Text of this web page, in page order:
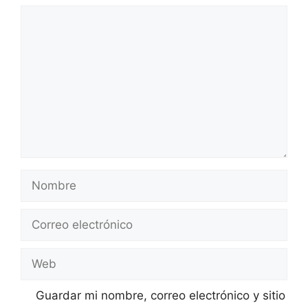
Nombre
Correo
Web
Guardar mi nombre, correo electrónico y sitio